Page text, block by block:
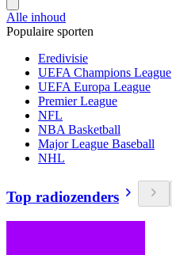
Alle inhoud
Populaire sporten
Eredivisie
UEFA Champions League
UEFA Europa League
Premier League
NFL
NBA Basketball
Major League Baseball
NHL
Top radiozenders